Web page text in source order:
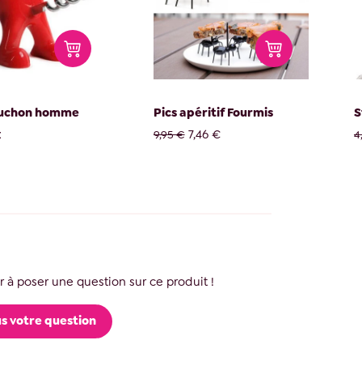
homme
Pics apéritif Fourmis
9,95 € 7,46 €
à poser une question sur ce produit !
votre question